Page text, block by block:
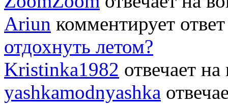
Ariun комментирует
отдохнуть летом?
Kristinka1982 отвечает
yashkamodnyashka